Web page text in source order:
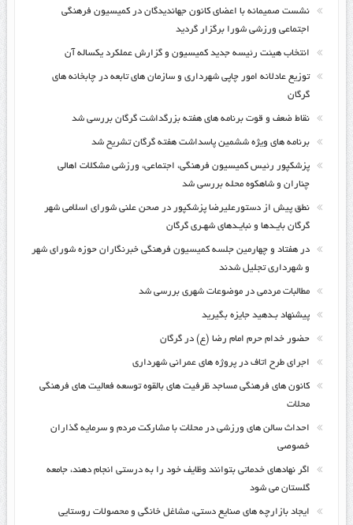
نشست صمیمانه با اعضای کانون جهاندیدگان در کمیسیون فرهنگی
اجتماعی ورزشی شورا برگزار گردید
انتخاب هیئت رئیسه جدید کمیسیون و گزارش عملکرد یکساله آن
توزیع عادلانه امور چاپی شهرداری و سازمان های تابعه در چابخانه های
گرگان
نقاط ضعف و قوت برنامه های هفته بزرگداشت گرگان بررسی شد
برنامه های ویژه ششمین پاسداشت هفته گرگان تشریح شد
پزشکپور رئیس کمیسیون فرهنگی، اجتماعی، ورزشی مشکلات اهالی
چناران و شاهکوه محله بررسی شد
نطق پیش از دستورعلیرضا پزشکپور در صحن علنی شورای اسلامی شهر
گرگان بایـدها و نبایـدهای شهـری گرگان
در هفتاد و چهارمین جلسه کمیسیون فرهنگی خبرنگاران حوزه شورای شهر
و شهرداری تجلیل شدند
مطالبات مردمی در موضوعات شهری بررسی شد
پیشنهاد بـدهید جایزه بگیرید
حضور خدام حرم امام رضا (ع) در گرگان
اجرای طرح اتاف در پروژه های عمرانی شهرداری
کانون های فرهنگی مساجد ظرفیت های بالقوه توسعه فعالیت های فرهنگی
محلات
احداث سالن های ورزشی در محلات با مشارکت مردم و سرمایه گذاران
خصوصی
اگر نهادهای خدماتی بتوانند وظایف خود را به درستی انجام دهند، جامعه
گلستان می شود
ایجاد بازارچه های صنایع دستی، مشاغل خانگی و محصولات روستایی